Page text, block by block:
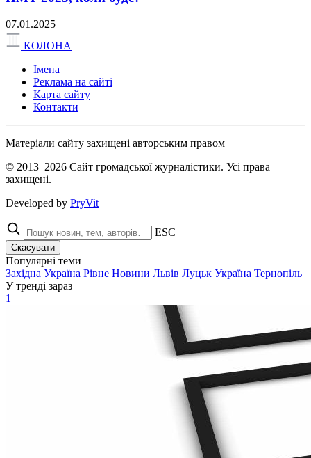
07.01.2025
КОЛОНА
Імена
Реклама на сайті
Карта сайту
Контакти
Матеріали сайту захищені авторським правом
© 2013–2026 Сайт громадської журналістики. Усі права
захищені.
Developed by PryVit
ESC
Скасувати
Популярні теми
Західна Україна Рівне Новини Львів Луцьк Україна Тернопіль
У тренді зараз
1